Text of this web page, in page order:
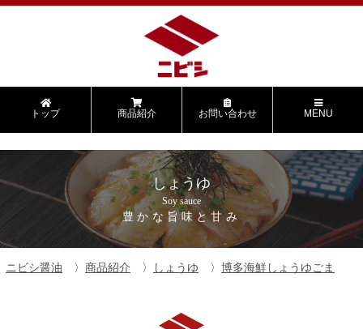
トップ 商品紹介 お問い合わせ MENU
しょうゆ
Soy sauce
豊かな旨味と甘み
ニビシ醤油 商品紹介 しょうゆ 博多海鮮しょうゆごま